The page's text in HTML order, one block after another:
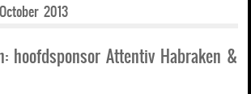
October 2013
hoofdsponsor Attentiv Habraken &